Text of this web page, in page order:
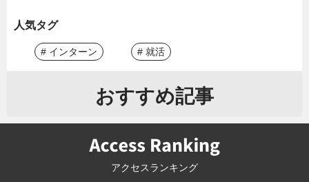
人気タグ
# インターン # 就活
おすすめ記事
アクセスランキング